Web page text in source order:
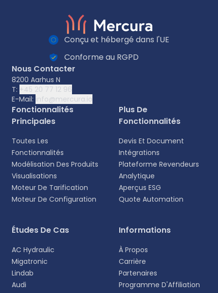
Sélectionnez votre langue
Choisissez votre langue préférée pour une
expérience plus personnalisée.
Conçu et hébergé dans l'UE
Conforme au RGPD
Nous Contacter
8200 Aarhus N
T: +45 20 77 12 96
E-Mail: info@mercura.io
Fonctionnalités
Principales
Toutes Les
Fonctionnalités
Modélisation Des Produits
Visualisations
Moteur De Tarification
Moteur De Configuration
Plus De
Fonctionnalités
Devis Et Document
Intégrations
Plateforme Revendeurs
Analytique
Aperçus ESG
Quote Automation
Études De Cas
AC Hydraulic
Migatronic
Lindab
Audi
Informations
À Propos
Carrière
Partenaires
Programme D'Affiliation